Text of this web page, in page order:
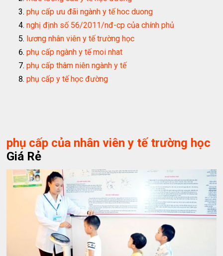
phụ cấp ưu đãi ngành y tế hoc duong
nghị định số 56/2011/nđ-cp của chính phủ
lương nhân viên y tế trường học
phụ cấp ngành y tế moi nhat
phụ cấp thâm niên ngành y tế
phụ cấp y tế học đường
phụ cấp của nhân viên y tế trường học
Giá Rẻ